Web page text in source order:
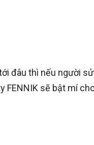
đâu thì nếu người
FENNIK sẽ bật mí